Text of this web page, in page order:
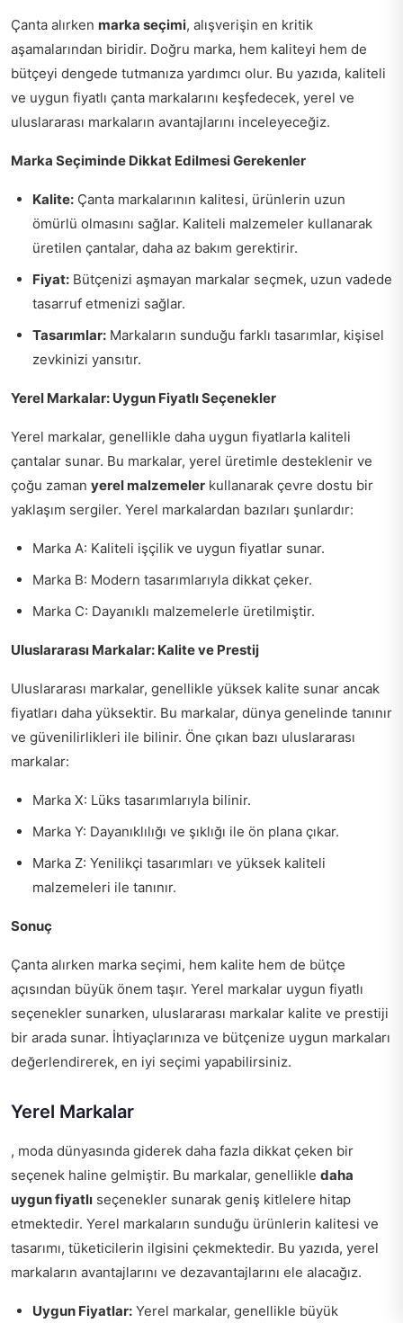
Çanta alırken marka seçimi, alışverişin en kritik
aşamalarından biridir. Doğru marka, hem kaliteyi hem de
bütçeyi dengede tutmanıza yardımcı olur. Bu yazıda, kaliteli
ve uygun fiyatlı çanta markalarını keşfedecek, yerel ve
uluslararası markaların avantajlarını inceleyeceğiz.
Marka Seçiminde Dikkat Edilmesi Gerekenler
Kalite: Çanta markalarının kalitesi, ürünlerin uzun
ömürlü olmasını sağlar. Kaliteli malzemeler kullanarak
üretilen çantalar, daha az bakım gerektirir.
Fiyat: Bütçenizi aşmayan markalar seçmek, uzun vadede
tasarruf etmenizi sağlar.
Tasarımlar: Markaların sunduğu farklı tasarımlar, kişisel
zevkinizi yansıtır.
Yerel Markalar: Uygun Fiyatlı Seçenekler
Yerel markalar, genellikle daha uygun fiyatlarla kaliteli
çantalar sunar. Bu markalar, yerel üretimle desteklenir ve
çoğu zaman yerel malzemeler kullanarak çevre dostu bir
yaklaşım sergiler. Yerel markalardan bazıları şunlardır:
Marka A: Kaliteli işçilik ve uygun fiyatlar sunar.
Marka B: Modern tasarımlarıyla dikkat çeker.
Marka C: Dayanıklı malzemelerle üretilmiştir.
Uluslararası Markalar: Kalite ve Prestij
Uluslararası markalar, genellikle yüksek kalite sunar ancak
fiyatları daha yüksektir. Bu markalar, dünya genelinde tanınır
ve güvenilirlikleri ile bilinir. Öne çıkan bazı uluslararası
markalar:
Marka X: Lüks tasarımlarıyla bilinir.
Marka Y: Dayanıklılığı ve şıklığı ile ön plana çıkar.
Marka Z: Yenilikçi tasarımları ve yüksek kaliteli
malzemeleri ile tanınır.
Sonuç
Çanta alırken marka seçimi, hem kalite hem de bütçe
açısından büyük önem taşır. Yerel markalar uygun fiyatlı
seçenekler sunarken, uluslararası markalar kalite ve prestiji
bir arada sunar. İhtiyaçlarınıza ve bütçenize uygun markaları
değerlendirerek, en iyi seçimi yapabilirsiniz.
Yerel Markalar
, moda dünyasında giderek daha fazla dikkat çeken bir
seçenek haline gelmiştir. Bu markalar, genellikle daha
uygun fiyatlı seçenekler sunarak geniş kitlelere hitap
etmektedir. Yerel markaların sunduğu ürünlerin kalitesi ve
tasarımı, tüketicilerin ilgisini çekmektedir. Bu yazıda, yerel
markaların avantajlarını ve dezavantajlarını ele alacağız.
Uygun Fiyatlar: Yerel markalar, genellikle büyük